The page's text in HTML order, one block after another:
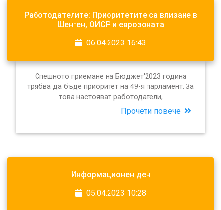
Работодателите: Приоритетите са влизане в
Шенген, ОИСР и еврозоната
06.04.2023 16:43
Спешното приемане на Бюджет'2023 година
трябва да бъде приоритет на 49-я парламент. За
това настояват работодатели,
Прочети повече
Информационен ден
05.04.2023 10:28